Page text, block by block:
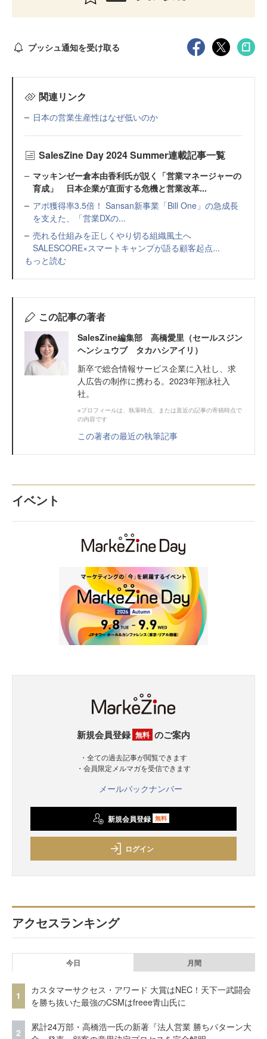
プッシュ通知を受け取る
関連リンク
日本の営業生産性はなぜ低いのか
SalesZine Day 2024 Summer連載記事一覧
マッキンゼー倉本由香利氏が説く「営業マネージャーの
育成」 日本企業が直面する危機と営業改革...
アポ獲得率3.5倍！ Sansan新事業「Bill One」の急成長
を支えた、「営業DXの...
売れる仕組みを正しくやり切る組織風土へ
SALESCORE×スマートキャンプが語る顧客起点...
もっと読む
この記事の著者
SalesZine編集部 高橋愛里（セールスジン
ヘンシュウブ タカハシアイリ）
新卒で総合情報サービス企業に入社し、求
人広告の制作に携わる。2023年翔泳社入
社。
※プロフィールは、執筆時点、または直近の記事の寄稿時点で
の内容です
この著者の最近の執筆記事
イベント
新規会員登録 無料 のご案内
・全ての過去記事が閲覧できます
・会員限定メルマガを受信できます
メールバックナンバー
新規会員登録 無料
ログイン
アクセスランキング
今日 月間
1
カスタマーサクセス・アワード 大賞はNEC！天下一武闘会
を勝ち抜いた最強のCSMはfreee青山氏に
2
累計24万部・高橋浩一氏の新著『法人営業 勝ちパターン大